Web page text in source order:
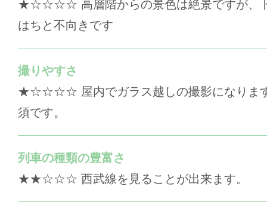
★☆☆☆☆ 高層階からの景色は絶景ですが、
はちと不向きです
撮りやすさ
★☆☆☆☆ 屋内でガラス越しの撮影になりま
須です。
列車の種類の豊富さ
★★☆☆☆ 西武線を見ることが出来ます。